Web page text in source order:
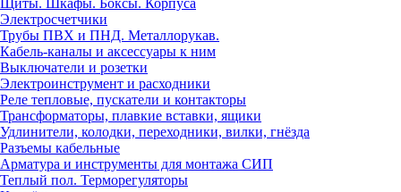
Щиты. Шкафы. Боксы. Корпуса
Электросчетчики
Трубы ПВХ и ПНД. Металлорукав.
Кабель-каналы и аксессуары к ним
Выключатели и розетки
Электроинструмент и расходники
Реле тепловые, пускатели и контакторы
Трансформаторы, плавкие вставки, ящики
Удлинители, колодки, переходники, вилки, гнёзда
Разъемы кабельные
Арматура и инструменты для монтажа СИП
Теплый пол. Терморегуляторы